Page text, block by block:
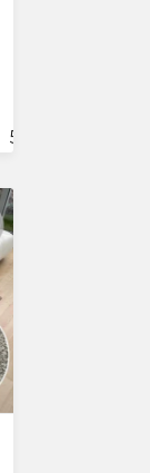
57x120 cm